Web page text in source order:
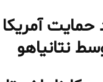
آمریکا
نتانیاهو